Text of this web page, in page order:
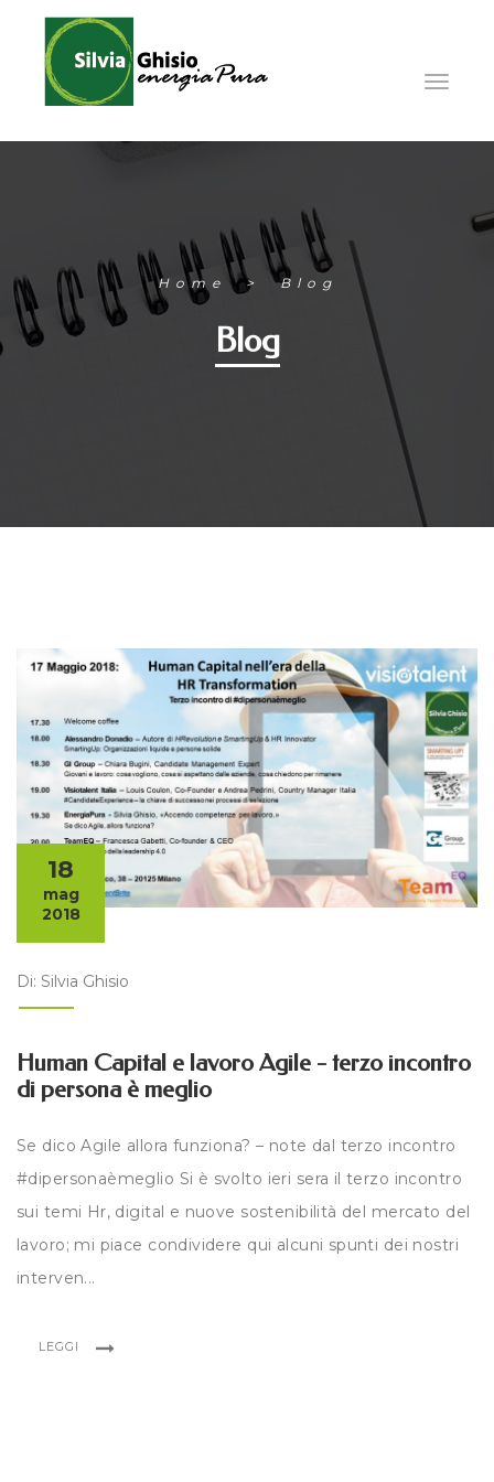
Home Blog
Blog
18
mag
2018
Di: Silvia Ghisio
Human Capital e lavoro Agile - terzo incontro
di persona è meglio
Se dico Agile allora funziona? – note dal terzo incontro
#dipersonaèmeglio Si è svolto ieri sera il terzo incontro
sui temi Hr, digital e nuove sostenibilità del mercato del
lavoro; mi piace condividere qui alcuni spunti dei nostri
interven...
LEGGI